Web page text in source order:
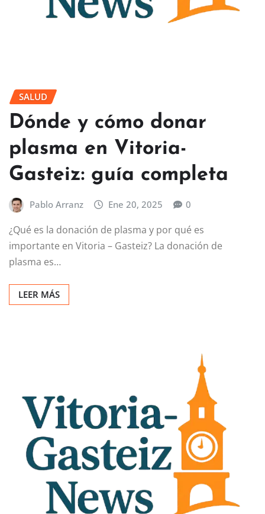
SALUD
Dónde y cómo donar
plasma en Vitoria-
Gasteiz: guía completa
Pablo Arranz Ene 20, 2025 0
¿Qué es la donación de plasma y por qué es
importante en Vitoria – Gasteiz? La donación de
plasma es…
LEER MÁS